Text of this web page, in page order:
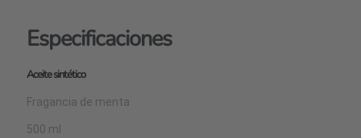
Especificaciones
Aceite sintético
Fragancia de menta
500 ml